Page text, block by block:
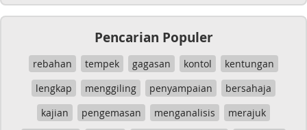
Pencarian Populer
rebahan tempek gagasan kontol
kentungan
lengkap
menggiling penyampaian
bersahaja
kajian
pengemasan menganalisis
merajuk